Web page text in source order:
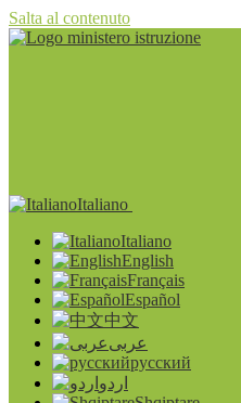
Salta al contenuto
Italiano
Italiano
English
Français
Español
中文
عربى
русский
اردو